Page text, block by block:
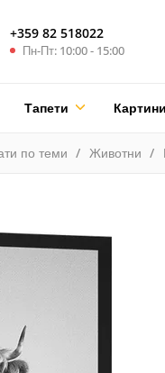
+359 82 518022
Пн-Пт: 10:00 - 15:00
Тапети Картини
по теми Животни